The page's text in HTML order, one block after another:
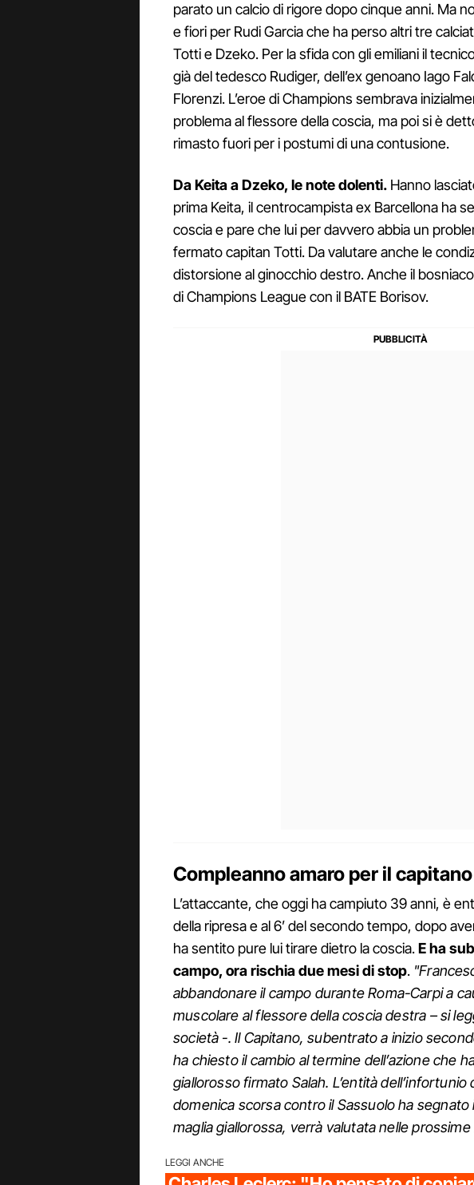
parato un calcio di rigore dopo cinque anni. Ma
e fiori per Rudi Garcia che ha perso altri tre
Totti e Dzeko. Per la sfida con gli emiliani il
già del tedesco Rudiger, dell’ex genoano Iago
Florenzi. L’eroe di Champions sembrava
problema al flessore della coscia, ma poi si è
rimasto fuori per i postumi di una contusione.
Da Keita a Dzeko, le note dolenti. Hanno
prima Keita, il centrocampista ex Barcellona ha
coscia e pare che lui per davvero abbia un
fermato capitan Totti. Da valutare anche le
distorsione al ginocchio destro. Anche il
di Champions League con il BATE Borisov.
Compleanno amaro per il capitano
L’attaccante, che oggi ha campiuto 39 anni, è
della ripresa e al 6’ del secondo tempo, dopo
ha sentito pure lui tirare dietro la coscia.E ha
campo, ora rischia due mesi di stop.
abbandonare il campo durante Roma-Carpi a
muscolare al flessore della coscia destra – si
società -. Il Capitano, subentrato a inizio
ha chiesto il cambio al termine dell’azione che
giallorosso firmato Salah. L’entità
domenica scorsa contro il Sassuolo ha
maglia giallorossa, verrà valutata nelle
LEGGI ANCHE